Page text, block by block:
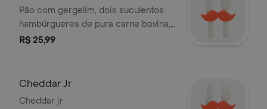
Pão com gergelim, dois suculentos
hambúrgueres de pura carne bovina,
duas fatias de queijo derretido, duas
R$ 25,99
Cheddar Jr
Cheddar jr